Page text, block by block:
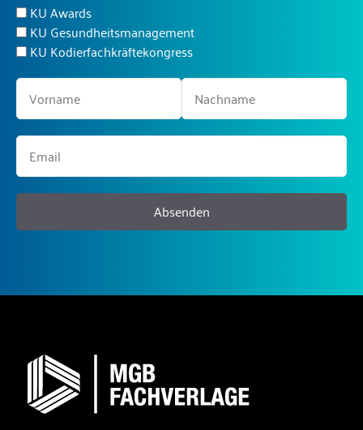
KU Awards
KU Gesundheitsmanagement
KU Kodierfachkräftekongress
Absenden